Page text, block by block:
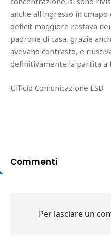
anche all'ingresso in cmapo
deficit maggiore restava
padrone di casa, grazie
avevano contrasto, e
definitivamente la partita a
Ufficio Comunicazione LSB
Commenti